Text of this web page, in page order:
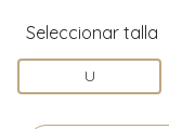
Seleccionar talla
U